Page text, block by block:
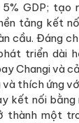
GDP; tạo
tảng kết
cầu. Đáng
triển dài
Changi và
thích ứng
kết nối
thành một